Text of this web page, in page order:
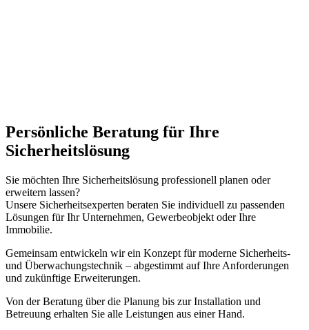
Persönliche Beratung für Ihre
Sicherheitslösung
Sie möchten Ihre Sicherheitslösung professionell planen oder
erweitern lassen?
Unsere Sicherheitsexperten beraten Sie individuell zu passenden
Lösungen für Ihr Unternehmen, Gewerbeobjekt oder Ihre
Immobilie.
Gemeinsam entwickeln wir ein Konzept für moderne Sicherheits-
und Überwachungstechnik – abgestimmt auf Ihre Anforderungen
und zukünftige Erweiterungen.
Von der Beratung über die Planung bis zur Installation und
Betreuung erhalten Sie alle Leistungen aus einer Hand.